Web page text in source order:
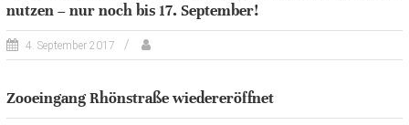
nutzen – nur noch bis 17. September!
4. September 2017
Zooeingang Rhönstraße wiedereröffnet